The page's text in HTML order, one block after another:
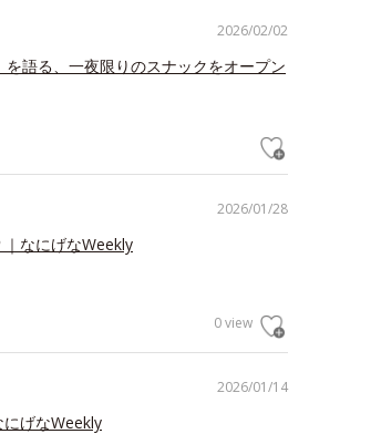
2026/02/02
語る、一夜限りのスナックをオープン
2026/01/28
なにげなWeekly
0 view
2026/01/14
げなWeekly